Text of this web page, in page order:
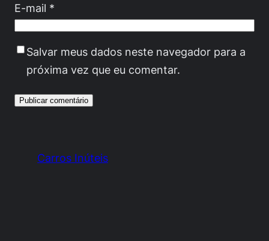
E-mail *
Salvar meus dados neste navegador para a
próxima vez que eu comentar.
Carros Inúteis